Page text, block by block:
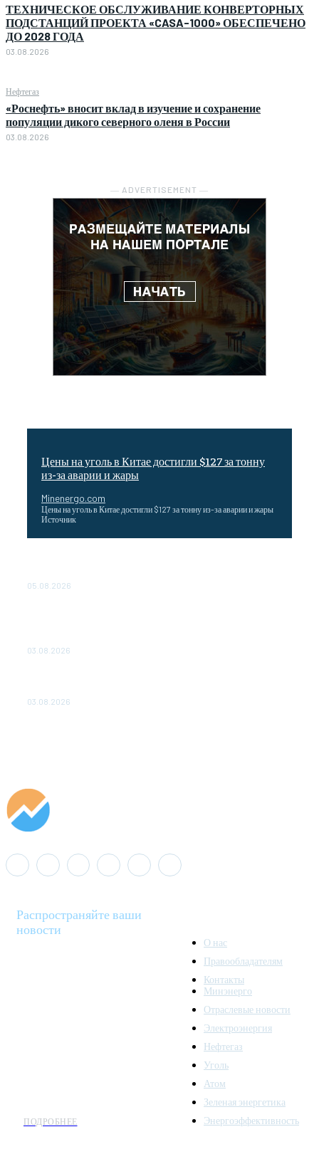
ТЕХНИЧЕСКОЕ ОБСЛУЖИВАНИЕ КОНВЕРТОРНЫХ
ПОДСТАНЦИЙ ПРОЕКТА «CASA-1000» ОБЕСПЕЧЕНО
ДО 2028 ГОДА
03.08.2026
Нефтегаз
«Роснефть» вносит вклад в изучение и сохранение
популяции дикого северного оленя в России
03.08.2026
― ADVERTISEMENT ―
Цены на уголь в Китае достигли $127 за тонну
из-за аварии и жары
Minenergo.com
Цены на уголь в Китае достигли $127 за тонну из-за аварии и жары
Источник
05.08.2026
03.08.2026
03.08.2026
Распространяйте ваши
новости
ПОДРОБНЕЕ
О нас
Правообладателям
Контакты
Минэнерго
Отраслевые новости
Электроэнергия
Нефтегаз
Уголь
Атом
Зеленая энергетика
Энергоэффективность